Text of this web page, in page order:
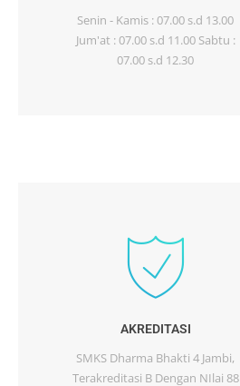
Senin - Kamis : 07.00 s.d 13.00
Jum'at : 07.00 s.d 11.00 Sabtu :
07.00 s.d 12.30
AKREDITASI
SMKS Dharma Bhakti 4 Jambi,
Terakreditasi B Dengan NIlai 88